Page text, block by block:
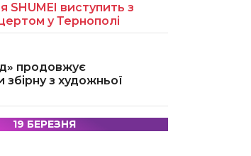
SHUMEI виступить з
у Тернополі
продовжує
збірну з художньої
19 БЕРЕЗНЯ